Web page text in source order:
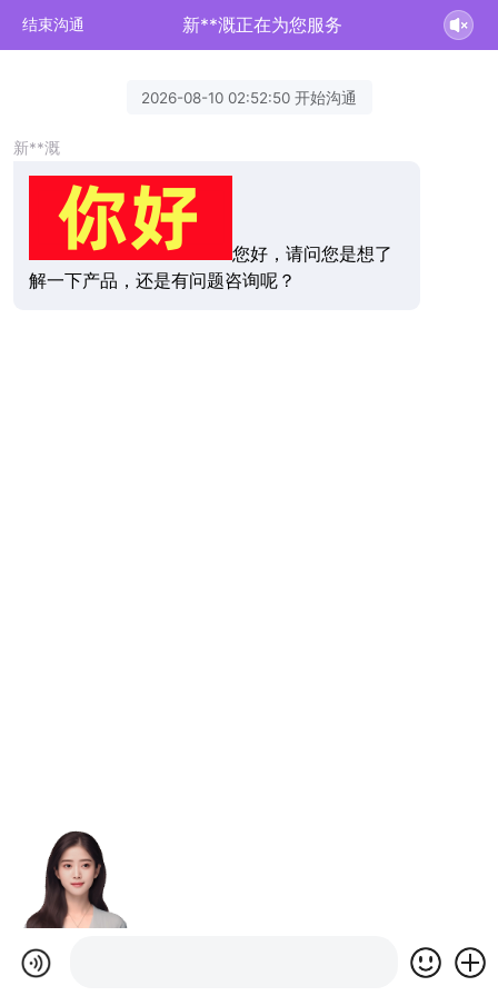
结束沟通 新**溉正在为您服务
2026-08-10 02:52:50 开始沟通
新**溉
您好，请问您是想了
解一下产品，还是有问题咨询呢？